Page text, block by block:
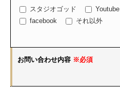
スタジオゴッド Youtube
facebook
それ以外
お問い合わせ内容 ※必須